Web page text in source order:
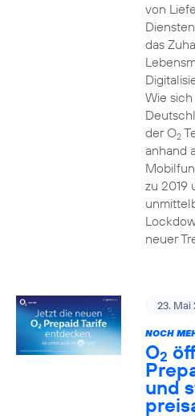
von
das
Wie
der O2
anhand
zu 2019
neuer
23. Mai
NOCH
O2
und